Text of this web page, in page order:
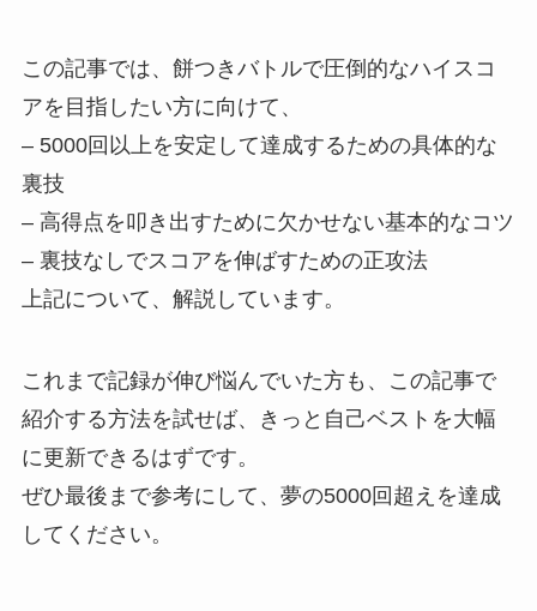
この記事では、餅つきバトルで圧倒的なハイスコ
アを目指したい方に向けて、
– 5000回以上を安定して達成するための具体的な
裏技
– 高得点を叩き出すために欠かせない基本的なコツ
– 裏技なしでスコアを伸ばすための正攻法
上記について、解説しています。
これまで記録が伸び悩んでいた方も、この記事で
紹介する方法を試せば、きっと自己ベストを大幅
に更新できるはずです。
ぜひ最後まで参考にして、夢の5000回超えを達成
してください。